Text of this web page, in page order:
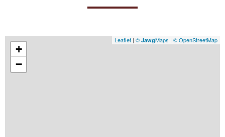
+
−
Leaflet | © JawgMaps | © OpenStreetMap